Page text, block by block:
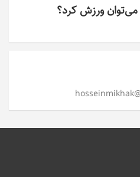
می‌توان ورزش کرد؟